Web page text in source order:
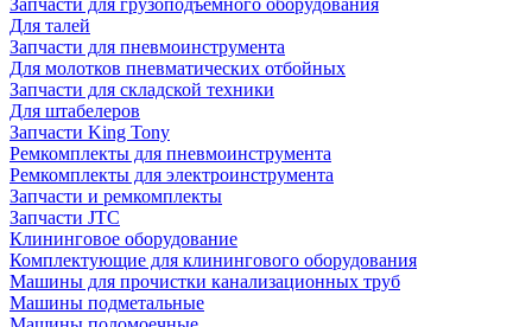
Запчасти для грузоподъемного оборудования
Для талей
Запчасти для пневмоинструмента
Для молотков пневматических отбойных
Запчасти для складской техники
Для штабелеров
Запчасти King Tony
Ремкомплекты для пневмоинструмента
Ремкомплекты для электроинструмента
Запчасти и ремкомплекты
Запчасти JTC
Клининговое оборудование
Комплектующие для клинингового оборудования
Машины для прочистки канализационных труб
Машины подметальные